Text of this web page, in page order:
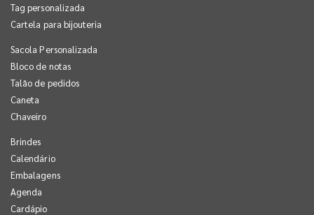
Tag personalizada
Cartela para bijouteria
Sacola Personalizada
Bloco de notas
Talão de pedidos
Caneta
Chaveiro
Brindes
Calendário
Embalagens
Agenda
Cardápio